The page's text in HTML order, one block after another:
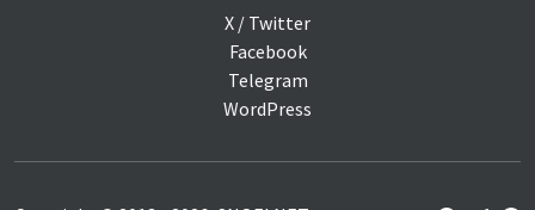
X / Twitter
Facebook
Telegram
WordPress